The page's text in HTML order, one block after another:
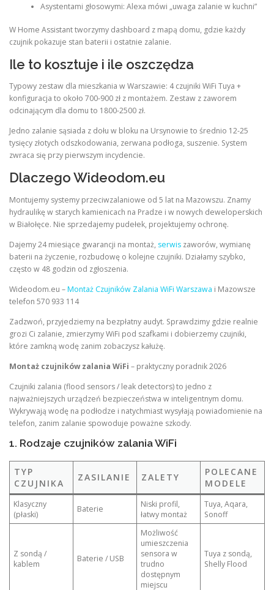
Asystentami głosowymi: Alexa mówi „uwaga zalanie w kuchni”
W Home Assistant tworzymy dashboard z mapą domu, gdzie każdy
czujnik pokazuje stan baterii i ostatnie zalanie.
Ile to kosztuje i ile oszczędza
Typowy zestaw dla mieszkania w Warszawie: 4 czujniki WiFi Tuya +
konfiguracja to około 700-900 zł z montażem. Zestaw z zaworem
odcinającym dla domu to 1800-2500 zł.
Jedno zalanie sąsiada z dołu w bloku na Ursynowie to średnio 12-25
tysięcy złotych odszkodowania, zerwana podłoga, suszenie. System
zwraca się przy pierwszym incydencie.
Dlaczego Wideodom.eu
Montujemy systemy przeciwzalaniowe od 5 lat na Mazowszu. Znamy
hydraulikę w starych kamienicach na Pradze i w nowych deweloperskich
w Białołęce. Nie sprzedajemy pudełek, projektujemy ochronę.
Dajemy 24 miesiące gwarancji na montaż, serwis zaworów, wymianę
baterii na życzenie, rozbudowę o kolejne czujniki. Działamy szybko,
często w 48 godzin od zgłoszenia.
Wideodom.eu –Montaż Czujników Zalania WiFi Warszawa i Mazowsze
telefon 570 933 114
Zadzwoń, przyjedziemy na bezpłatny audyt. Sprawdzimy gdzie realnie
grozi Ci zalanie, zmierzymy WiFi pod szafkami i dobierzemy czujniki,
które zamkną wodę zanim zobaczysz kałużę.
Montaż czujników zalania WiFi – praktyczny poradnik 2026
Czujniki zalania (flood sensors / leak detectors) to jedno z
najważniejszych urządzeń bezpieczeństwa w inteligentnym domu.
Wykrywają wodę na podłodze i natychmiast wysyłają powiadomienie na
telefon, zanim zalanie spowoduje poważne szkody.
1. Rodzaje czujników zalania WiFi
TYP
CZUJNIKA
ZASILANIE ZALETY
POLECANE
MODELE
Klasyczny
(płaski)
Baterie
Niski profil,
łatwy montaż
Tuya, Aqara,
Sonoff
Z sondą /
kablem
Baterie / USB
Możliwość
umieszczenia
sensora w
trudno
dostępnym
miejscu
Tuya z sondą,
Shelly Flood